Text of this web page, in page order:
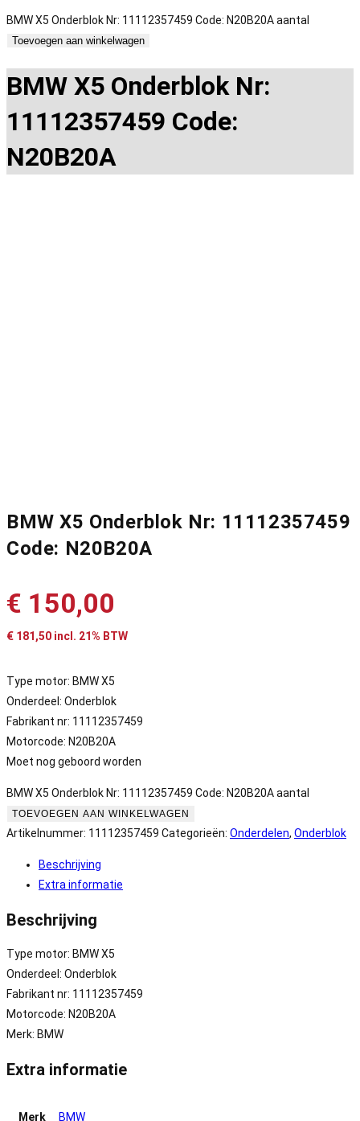
BMW X5 Onderblok Nr: 11112357459 Code: N20B20A aantal
Toevoegen aan winkelwagen
BMW X5 Onderblok Nr:
11112357459 Code:
N20B20A
BMW X5 Onderblok Nr: 11112357459
Code: N20B20A
€ 150,00
€ 181,50 incl. 21% BTW
Type motor: BMW X5
Onderdeel: Onderblok
Fabrikant nr: 11112357459
Motorcode: N20B20A
Moet nog geboord worden
BMW X5 Onderblok Nr: 11112357459 Code: N20B20A aantal
TOEVOEGEN AAN WINKELWAGEN
Artikelnummer: 11112357459 Categorieën: Onderdelen, Onderblok
Beschrijving
Extra informatie
Beschrijving
Type motor: BMW X5
Onderdeel: Onderblok
Fabrikant nr: 11112357459
Motorcode: N20B20A
Merk: BMW
Extra informatie
Merk BMW